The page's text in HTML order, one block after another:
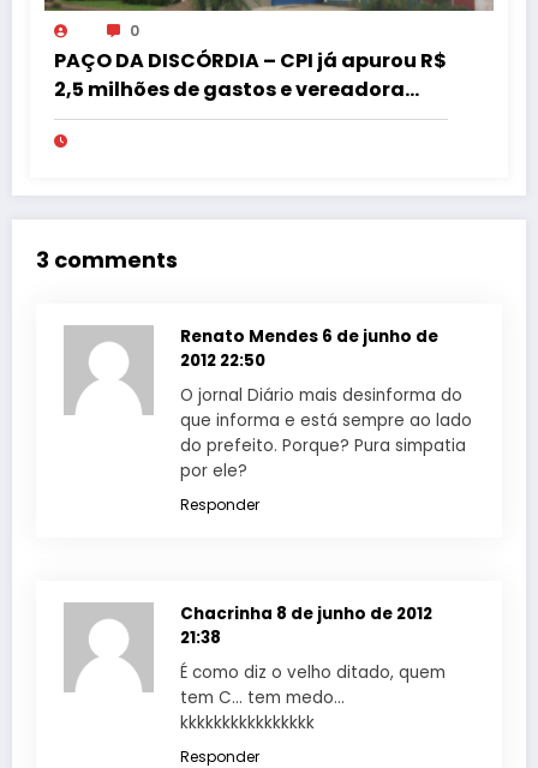
0
PAÇO DA DISCÓRDIA – CPI já apurou R$
2,5 milhões de gastos e vereadora
pede “acordo” para aprovar R$ 9,5
milhões
3 comments
Renato Mendes 6 de junho de
2012 22:50
O jornal Diário mais desinforma do
que informa e está sempre ao lado
do prefeito. Porque? Pura simpatia
por ele?
Responder
Chacrinha 8 de junho de 2012
21:38
É como diz o velho ditado, quem
tem C… tem medo…
kkkkkkkkkkkkkkkk
Responder